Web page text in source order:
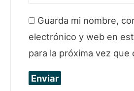
Guarda mi nombre,
electrónico y web en
para la próxima vez que